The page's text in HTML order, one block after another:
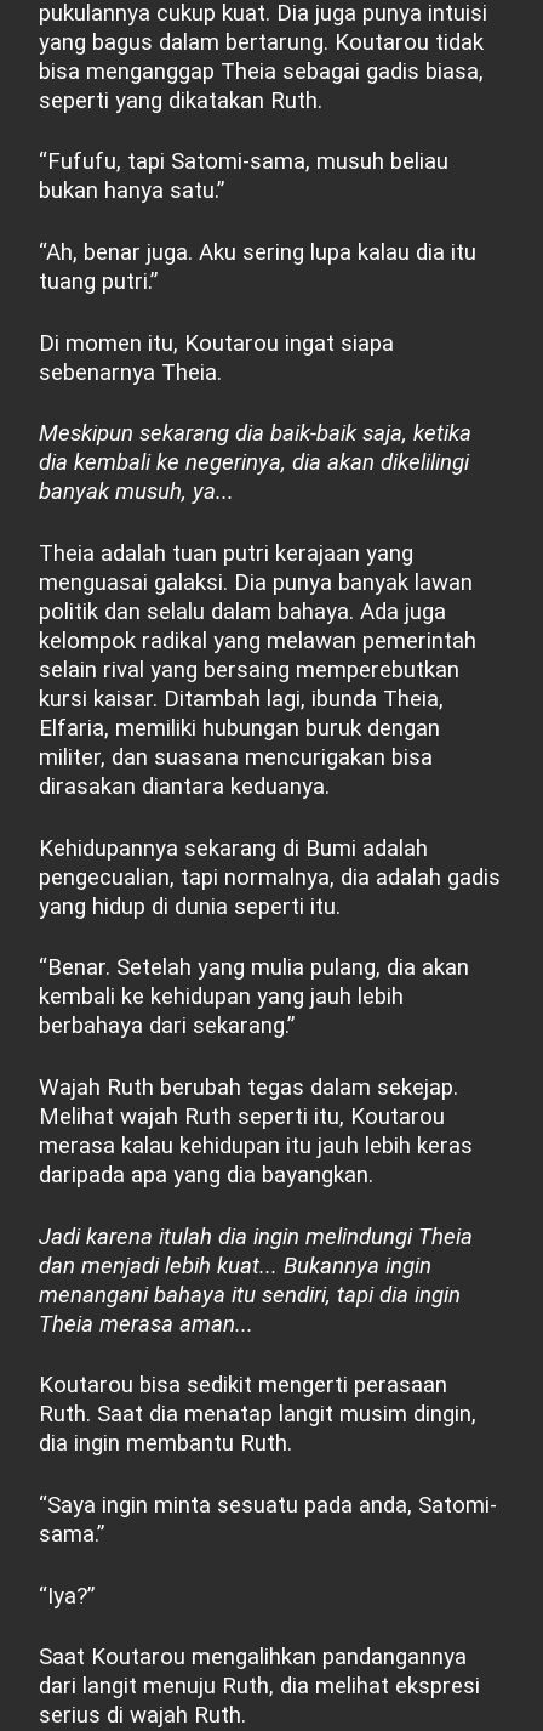
pukulannya cukup kuat. Dia juga punya intuisi
yang bagus dalam bertarung. Koutarou tidak
bisa menganggap Theia sebagai gadis biasa,
seperti yang dikatakan Ruth.
“Fufufu, tapi Satomi-sama, musuh beliau
bukan hanya satu.”
“Ah, benar juga. Aku sering lupa kalau dia itu
tuang putri.”
Di momen itu, Koutarou ingat siapa
sebenarnya Theia.
Meskipun sekarang dia baik-baik saja, ketika
dia kembali ke negerinya, dia akan dikelilingi
banyak musuh, ya...
Theia adalah tuan putri kerajaan yang
menguasai galaksi. Dia punya banyak lawan
politik dan selalu dalam bahaya. Ada juga
kelompok radikal yang melawan pemerintah
selain rival yang bersaing memperebutkan
kursi kaisar. Ditambah lagi, ibunda Theia,
Elfaria, memiliki hubungan buruk dengan
militer, dan suasana mencurigakan bisa
dirasakan diantara keduanya.
Kehidupannya sekarang di Bumi adalah
pengecualian, tapi normalnya, dia adalah gadis
yang hidup di dunia seperti itu.
“Benar. Setelah yang mulia pulang, dia akan
kembali ke kehidupan yang jauh lebih
berbahaya dari sekarang.”
Wajah Ruth berubah tegas dalam sekejap.
Melihat wajah Ruth seperti itu, Koutarou
merasa kalau kehidupan itu jauh lebih keras
daripada apa yang dia bayangkan.
Jadi karena itulah dia ingin melindungi Theia
dan menjadi lebih kuat... Bukannya ingin
menangani bahaya itu sendiri, tapi dia ingin
Theia merasa aman...
Koutarou bisa sedikit mengerti perasaan
Ruth. Saat dia menatap langit musim dingin,
dia ingin membantu Ruth.
“Saya ingin minta sesuatu pada anda, Satomi-
sama.”
“Iya?”
Saat Koutarou mengalihkan pandangannya
dari langit menuju Ruth, dia melihat ekspresi
serius di wajah Ruth.